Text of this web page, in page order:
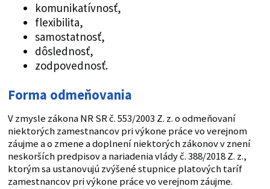
komunikatívnosť,
flexibilita,
samostatnosť,
dôslednosť,
zodpovednosť.
Forma odmeňovania
V zmysle zákona NR SR č. 553/2003 Z. z. o odmeňovaní
niektorých zamestnancov pri výkone práce vo verejnom
záujme a o zmene a doplnení niektorých zákonov v znení
neskorších predpisov a nariadenia vlády č. 388/2018 Z. z.,
ktorým sa ustanovujú zvýšené stupnice platových taríf
zamestnancov pri výkone práce vo verejnom záujme.